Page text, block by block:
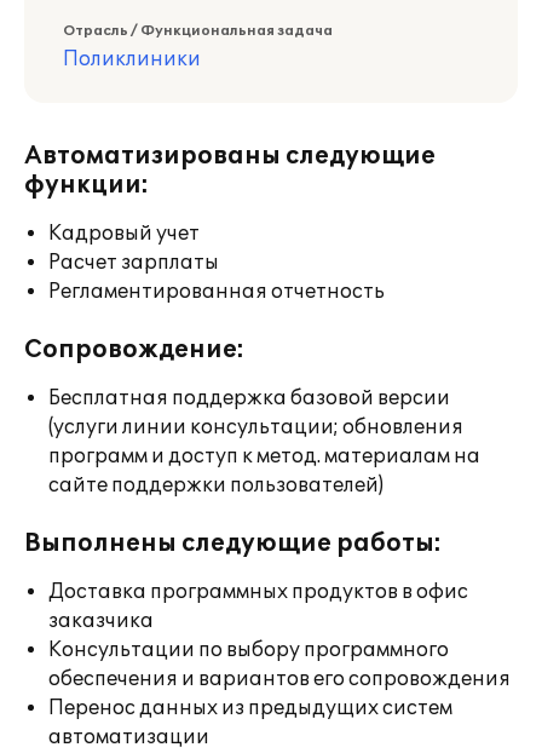
Отрасль / Функциональная задача
Поликлиники
Автоматизированы следующие
функции:
Кадровый учет
Расчет зарплаты
Регламентированная отчетность
Сопровождение:
Бесплатная поддержка базовой версии
(услуги линии консультации; обновления
программ и доступ к метод. материалам на
сайте поддержки пользователей)
Выполнены следующие работы:
Доставка программных продуктов в офис
заказчика
Консультации по выбору программного
обеспечения и вариантов его сопровождения
Перенос данных из предыдущих систем
автоматизации